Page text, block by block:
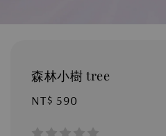
森林小樹 tree
Regular
NT$ 590